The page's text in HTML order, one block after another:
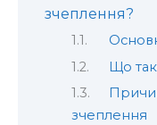
зчеплення?
Що
зчеплення